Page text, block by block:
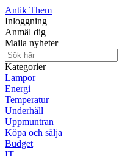
Antik Them
Inloggning
Anmäl dig
Maila nyheter
Kategorier
Lampor
Energi
Temperatur
Underhåll
Uppmuntran
Köpa och sälja
Budget